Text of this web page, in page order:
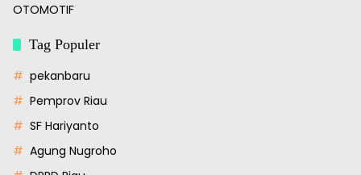
OTOMOTIF
Tag Populer
pekanbaru
Pemprov Riau
SF Hariyanto
Agung Nugroho